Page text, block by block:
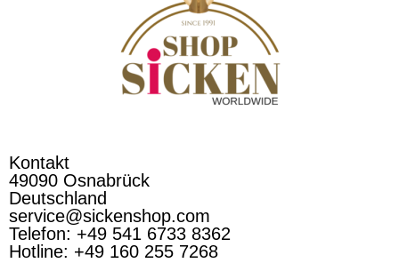
Kontakt
49090 Osnabrück
Deutschland
service@sickenshop.com
Telefon: +49 541 6733 8362
Hotline: +49 160 255 7268